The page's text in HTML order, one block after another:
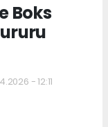
Boks
- 12:11